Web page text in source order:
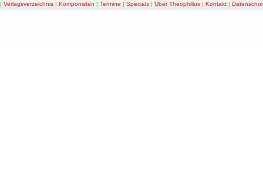
| Verlagsverzeichnis| Komponisten | Termine | Specials| Über Theophilius| Kontakt|